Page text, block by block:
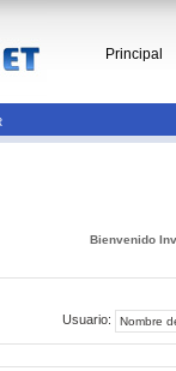
Principal
Bienvenido
Usuario: